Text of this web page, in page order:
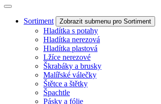
Sortiment Zobrazit submenu pro Sortiment
Hladítka s potahy
Hladítka nerezová
Hladítka plastová
Lžíce nerezové
Škrabáky a brusky
Malířské válečky
Štětce a štětky
Špachtle
Pásky a fólie